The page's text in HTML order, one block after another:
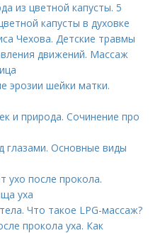
из цветной капусты. 5
капусты в духовке
Чехова. Детские травмы
движений. Массаж
эрозии шейки матки.
и природа. Сочинение про
Основные виды
ухо после прокола.
уха
Что такое LPG-массаж?
прокола уха. Как